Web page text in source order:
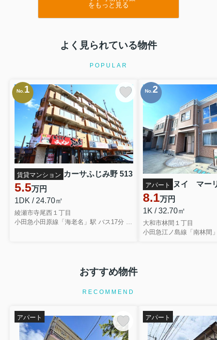
をもっと見る
よく見られている物件
POPULAR
No. 1
賃貸マンション カーサふじみ野 513
5.5万円
1DK / 24.70㎡
綾瀬市寺尾西１丁目
小田急小田原線「海老名」駅 バス17分 相鉄バス「東名綾瀬」 停歩2分
No. 2
アパート ヌイ マー
8.1万円
1K / 32.70㎡
大和市林間１丁目
小田急江ノ島線「南林間
おすすめ物件
RECOMMEND
アパート アパート